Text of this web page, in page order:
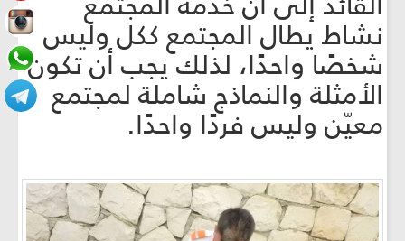
نشاط يطال المجتمع ككل وليس
شخصًا واحدًا، لذلك يجب أن تكون
الأمثلة والنماذج شاملة لمجتمع
معيّن وليس فردًا واحدًا.